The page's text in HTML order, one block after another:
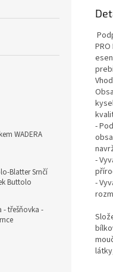
WADERA
Blatter Srnčí
Buttolo
- třešňovka -
-
-
-